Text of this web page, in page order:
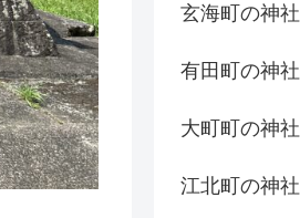
玄海町の神社
有田町の神社
大町町の神社
江北町の神社